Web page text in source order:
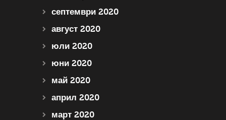
септември 2020
август 2020
юли 2020
юни 2020
май 2020
април 2020
март 2020